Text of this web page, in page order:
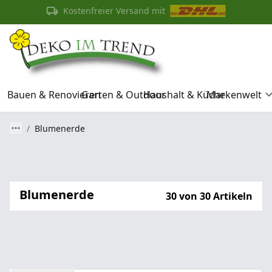
Kostenfreier Versand mit
Bauen & RenovierenGarten & OutdoorHaushalt & KücheMarkenwelt
Blumenerde
Blumenerde 30 von 30 Artikeln